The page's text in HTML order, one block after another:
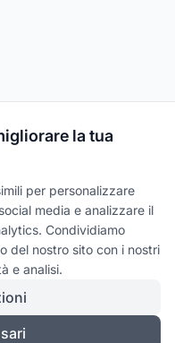
la tua
per personalizzare
media e analizzare il
Condividiamo
del nostro sito con i nostri
e analisi.